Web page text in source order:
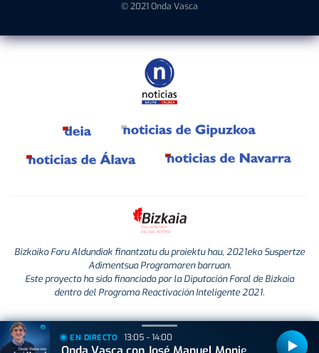
© 2021 Onda Vasca
Bizkaiko Foru Aldundiak finantzatu du proiektu hau, 2021eko Suspertze
Adimentsua Programaren barruan.
Este proyecto ha sido financiado por la Diputación Foral de Bizkaia
dentro del Programa Reactivación Inteligente 2021.
EN DIRECTO 13:05 - 14:00